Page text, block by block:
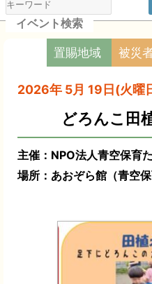
イベント検索
置賜地域 被災
2026年 5月 19日(火
どろんこ田
主催：NPO法人青空保育
場所：あおぞら館（青空保